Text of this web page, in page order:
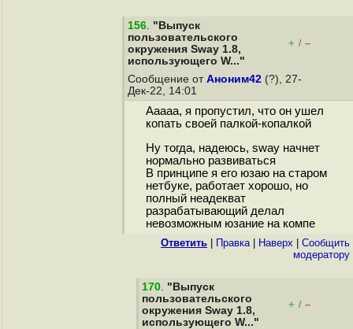
156. "Выпуск
пользовательского
окружения Sway 1.8,
использующего W..."
+ / –
Сообщение от Аноним42 (?), 27-
Дек-22, 14:01
Ааааа, я пропустил, что он ушел
копать своей палкой-копалкой
Ну тогда, надеюсь, sway начнет
нормально развиваться
В принципе я его юзаю на старом
нетбуке, работает хорошо, но
полный неадекват
разрабатывающий делал
невозможным юзание на компе
Ответить Правка| Наверх
Cообщить
модератору
170. "Выпуск
пользовательского
окружения Sway 1.8,
использующего W..."
+ / –